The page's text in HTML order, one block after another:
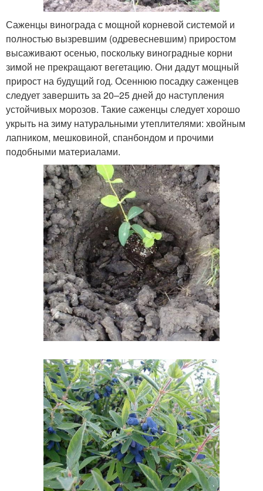
Саженцы винограда с мощной корневой системой и
полностью вызревшим (одревесневшим) приростом
высаживают осенью, поскольку виноградные корни
зимой не прекращают вегетацию. Они дадут мощный
прирост на будущий год. Осеннюю посадку саженцев
следует завершить за 20–25 дней до наступления
устойчивых морозов. Такие саженцы следует хорошо
укрыть на зиму натуральными утеплителями: хвойным
лапником, мешковиной, спанбондом и прочими
подобными материалами.